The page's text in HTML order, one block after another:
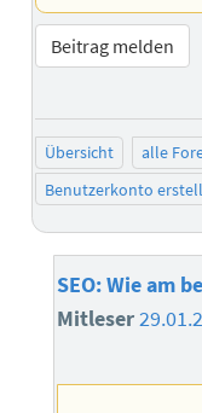
Beitrag melden
Übersicht alle
Benutzerkonto
SEO: Wie am
Mitleser